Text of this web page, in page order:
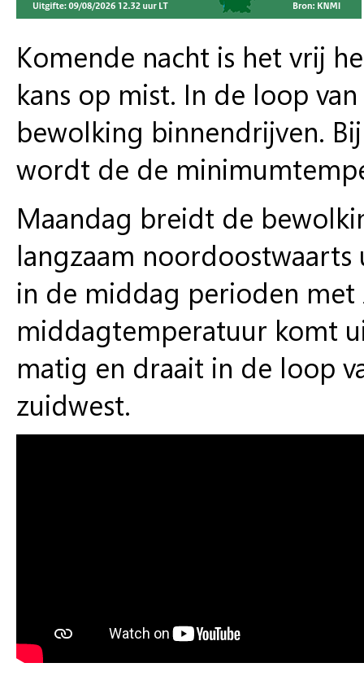
Komende nacht is het vrij
kans op mist. In de loop
bewolking binnendrijven.
wordt de de
Maandag breidt de
langzaam
in de middag perioden
middagtemperatuur komt
matig en draait in de loop
zuidwest.